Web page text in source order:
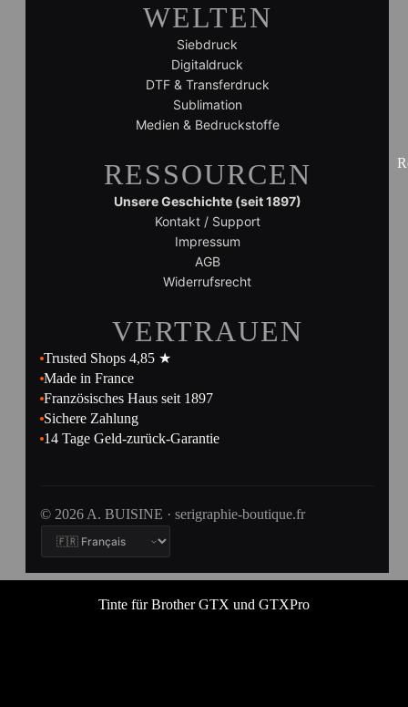
WELTEN
Siebdruck
Digitaldruck
DTF & Transferdruck
Sublimation
Medien & Bedruckstoffe
RESSOURCEN
Unsere Geschichte (seit 1897)
Kontakt / Support
Impressum
AGB
Widerrufsrecht
VERTRAUEN
Trusted Shops 4,85 ★
Made in France
Französisches Haus seit 1897
Sichere Zahlung
14 Tage Geld-zurück-Garantie
© 2026 A. BUISINE · serigraphie-boutique.fr
Tinte für Brother GTX und GTXPro